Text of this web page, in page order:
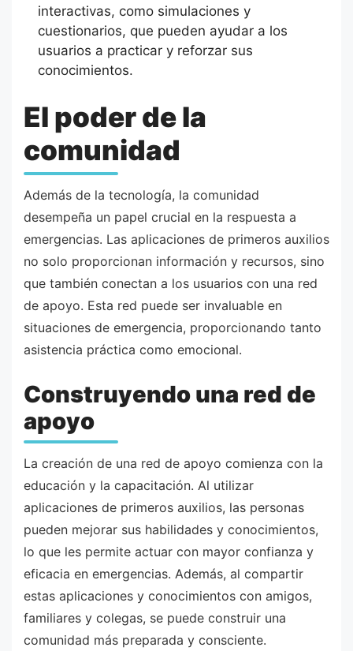
interactivas, como simulaciones y
cuestionarios, que pueden ayudar a los
usuarios a practicar y reforzar sus
conocimientos.
El poder de la
comunidad
Además de la tecnología, la comunidad
desempeña un papel crucial en la respuesta a
emergencias. Las aplicaciones de primeros auxilios
no solo proporcionan información y recursos, sino
que también conectan a los usuarios con una red
de apoyo. Esta red puede ser invaluable en
situaciones de emergencia, proporcionando tanto
asistencia práctica como emocional.
Construyendo una red de
apoyo
La creación de una red de apoyo comienza con la
educación y la capacitación. Al utilizar
aplicaciones de primeros auxilios, las personas
pueden mejorar sus habilidades y conocimientos,
lo que les permite actuar con mayor confianza y
eficacia en emergencias. Además, al compartir
estas aplicaciones y conocimientos con amigos,
familiares y colegas, se puede construir una
comunidad más preparada y consciente.